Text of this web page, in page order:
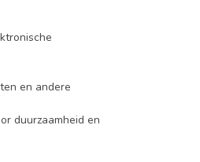
en andere
duurzaamheid en